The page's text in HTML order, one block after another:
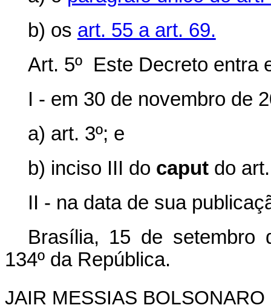
b) os art. 55 a art. 69.
Art. 5º Este Decreto entra
I - em 30 de novembro de
a) art. 3º; e
b) inciso III do caputdo art.
II - na data de sua
Brasília, 15 de setembro
134º da República.
JAIR MESSIAS BOLSONARO